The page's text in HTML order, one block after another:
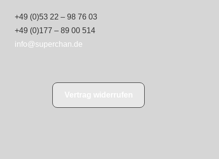
+49 (0)53 22 – 98 76 03
+49 (0)177 – 89 00 514
info@superchan.de